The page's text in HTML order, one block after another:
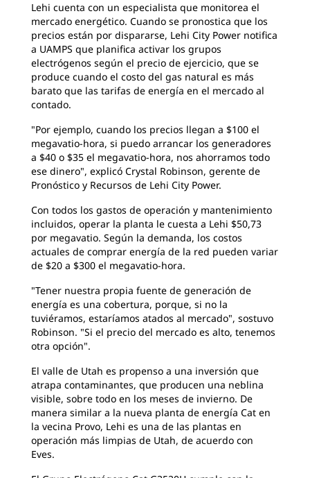
Lehi cuenta con un especialista que monitorea el
mercado energético. Cuando se pronostica que los
precios están por dispararse, Lehi City Power notifica
a UAMPS que planifica activar los grupos
electrógenos según el precio de ejercicio, que se
produce cuando el costo del gas natural es más
barato que las tarifas de energía en el mercado al
contado.
"Por ejemplo, cuando los precios llegan a $100 el
megavatio-hora, si puedo arrancar los generadores
a $40 o $35 el megavatio-hora, nos ahorramos todo
ese dinero", explicó Crystal Robinson, gerente de
Pronóstico y Recursos de Lehi City Power.
Con todos los gastos de operación y mantenimiento
incluidos, operar la planta le cuesta a Lehi $50,73
por megavatio. Según la demanda, los costos
actuales de comprar energía de la red pueden variar
de $20 a $300 el megavatio-hora.
"Tener nuestra propia fuente de generación de
energía es una cobertura, porque, si no la
tuviéramos, estaríamos atados al mercado", sostuvo
Robinson. "Si el precio del mercado es alto, tenemos
otra opción".
El valle de Utah es propenso a una inversión que
atrapa contaminantes, que producen una neblina
visible, sobre todo en los meses de invierno. De
manera similar a la nueva planta de energía Cat en
la vecina Provo, Lehi es una de las plantas en
operación más limpias de Utah, de acuerdo con
Eves.